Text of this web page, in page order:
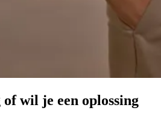
wil je een oplossing